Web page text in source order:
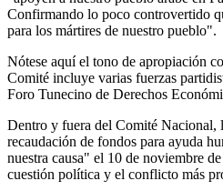
Confirmando lo poco controvertido
para los mártires de nuestro pueblo".
Nótese aquí el tono de apropiación
Comité incluye varias fuerzas
Foro Tunecino de Derechos
Dentro y fuera del Comité Nacional,
recaudación de fondos para ayuda
nuestra causa" el 10 de noviembre
cuestión política y el conflicto más